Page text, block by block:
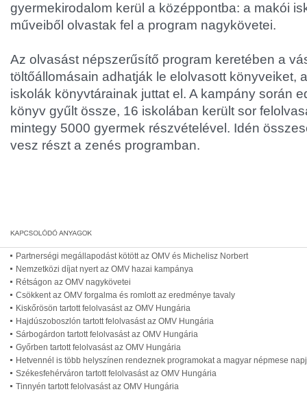
gyermekirodalom kerül a középpontba: a makói
műveiből olvastak fel a program nagykövetei.
Az olvasást népszerűsítő program keretében a
töltőállomásain adhatják le elolvasott könyveiket,
iskolák könyvtárainak juttat el. A kampány során
könyv gyűlt össze, 16 iskolában került sor
mintegy 5000 gyermek részvételével. Idén
vesz részt a zenés programban.
Partnerségi megállapodást kötött az OMV és Michelisz Norbert
Nemzetközi díjat nyert az OMV hazai kampánya
Rétságon az OMV nagykövetei
Csökkent az OMV forgalma és romlott az eredménye tavaly
Kiskőrösön tartott felolvasást az OMV Hungária
Hajdúszoboszlón tartott felolvasást az OMV Hungária
Sárbogárdon tartott felolvasást az OMV Hungária
Győrben tartott felolvasást az OMV Hungária
Hetvennél is több helyszínen rendeznek programokat a magyar népmese
Székesfehérváron tartott felolvasást az OMV Hungária
Tinnyén tartott felolvasást az OMV Hungária